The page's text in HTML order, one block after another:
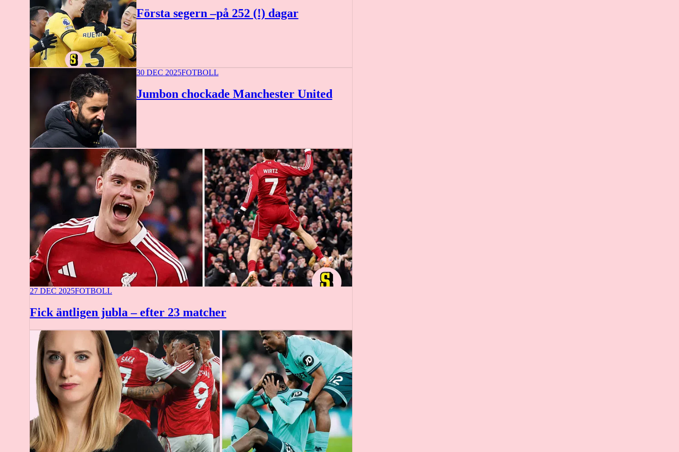
Första segern –på 252 (!) dagar
30 DEC 2025FOTBOLL
Jumbon chockade Manchester United
27 DEC 2025FOTBOLL
Fick äntligen jubla – efter 23 matcher